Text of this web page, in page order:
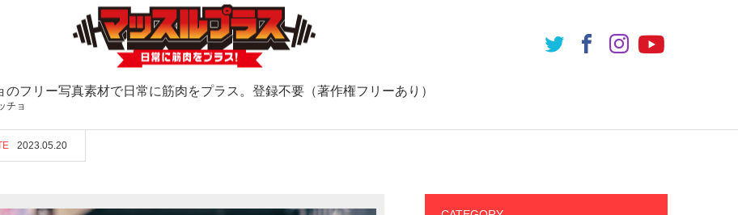
のフリー写真素材で日常に筋肉をプラス。登録不要（著作権フリーあり）
チョ
2023.05.20